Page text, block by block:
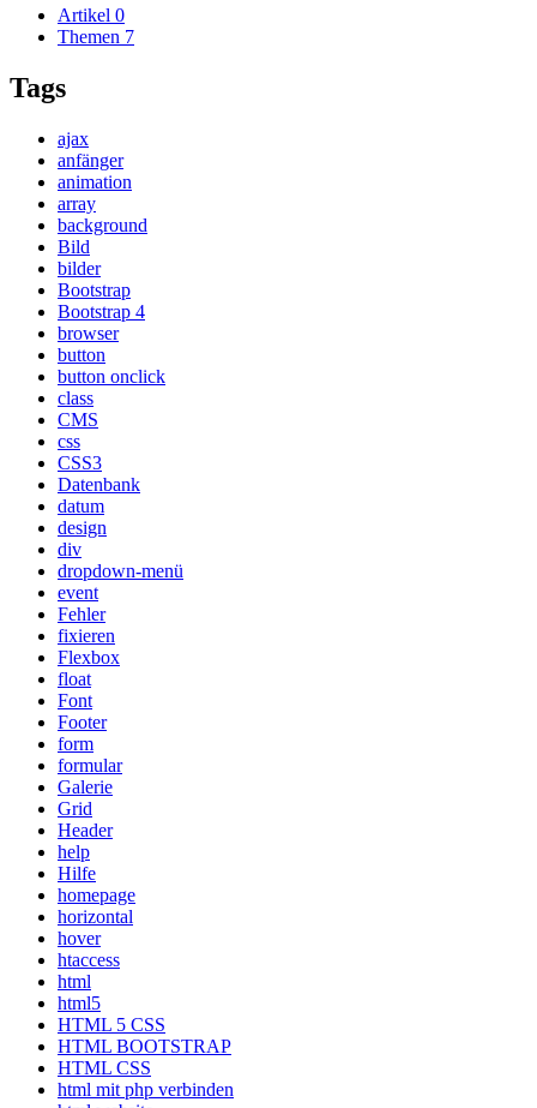
Artikel 0
Themen 7
Tags
ajax
anfänger
animation
array
background
Bild
bilder
Bootstrap
Bootstrap 4
browser
button
button onclick
class
CMS
css
CSS3
Datenbank
datum
design
div
dropdown-menü
event
Fehler
fixieren
Flexbox
float
Font
Footer
form
formular
Galerie
Grid
Header
help
Hilfe
homepage
horizontal
hover
htaccess
html
html5
HTML 5 CSS
HTML BOOTSTRAP
HTML CSS
html mit php verbinden